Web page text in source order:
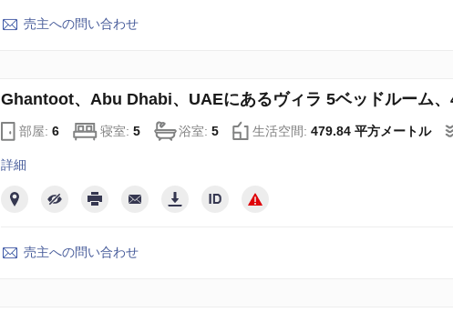
売主への問い合わせ
Ghantoot、Abu Dhabi、UAEにあるヴィラ 5ベッドルーム
部屋: 6 寝室: 5 浴室: 5 生活空間: 479.84 平方メートル
詳細
売主への問い合わせ